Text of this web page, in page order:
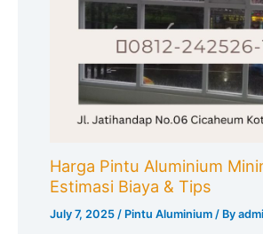
Harga Pintu Aluminium
Estimasi Biaya & Tips
July 7, 2025 / Pintu Aluminium / By